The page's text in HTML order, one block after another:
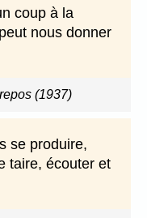
coup à la
nous donner
(1937)
se produire,
taire, écouter et